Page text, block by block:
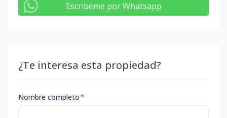
Escribeme por Whatsapp
¿Te interesa esta propiedad?
Nombre completo*